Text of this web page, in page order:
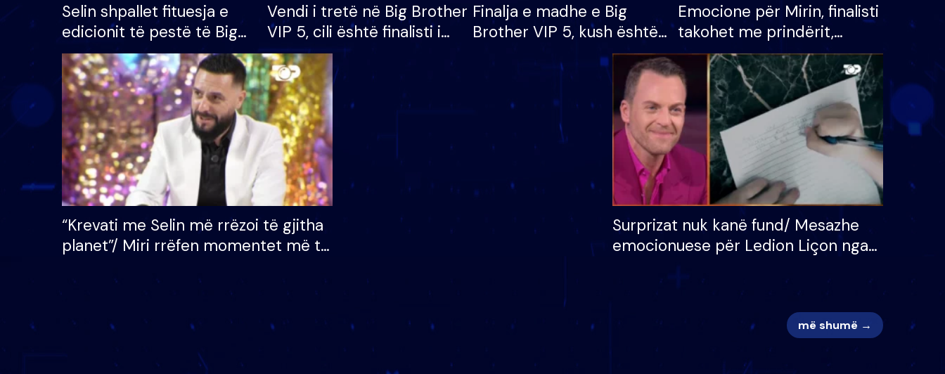
Selin shpallet fituesja e
edicionit të pestë të Big
Brother VIP, rrëmben
çmimin e madh prej 100
mijë eurosh
Vendi i tretë në Big Brother
VIP 5, cili është finalisti i
radhës që lë shtëpinë
Finalja e madhe e Big
Brother VIP 5, kush është
banori i parë që lë shtëpinë
dhe humb mundësinë për
të fituar çmimin e madh
Emocione për Mirin, finalisti
takohet me prindërit,
vajzën dhe bashkëshorten:
S’kemi ndonjë letër divorci
apo jo?
“Krevati me Selin më rrëzoi të gjitha
planet”/ Miri rrëfen momentet më të
mungojë zilja e mëngjesit kur…
Surprizat nuk kanë fund/ Mesazhe
emocionuese për Ledion Liçon nga
më shumë →